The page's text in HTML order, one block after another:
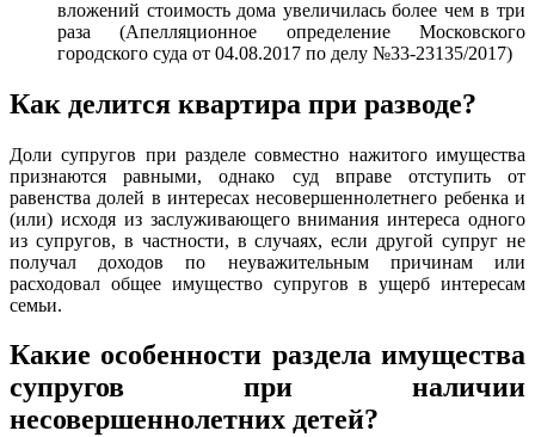
вложений стоимость дома увеличилась более чем в три
раза (Апелляционное определение Московского
городского суда от 04.08.2017 по делу №33-23135/2017)
Как делится квартира при разводе?
Доли супругов при разделе совместно нажитого имущества
признаются равными, однако суд вправе отступить от
равенства долей в интересах несовершеннолетнего ребенка и
(или) исходя из заслуживающего внимания интереса одного
из супругов, в частности, в случаях, если другой супруг не
получал доходов по неуважительным причинам или
расходовал общее имущество супругов в ущерб интересам
семьи.
Какие особенности раздела имущества
супругов при наличии
несовершеннолетних детей?